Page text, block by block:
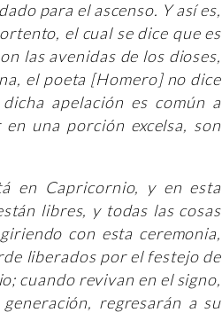
para el ascenso. Y así es,
el cual se dice que es
las avenidas de los dioses,
el poeta [Homero] no dice
apelación es común a
una porción excelsa, son
en Capricornio, y en esta
libres, y todas las cosas
con esta ceremonia,
liberados por el festejo de
cuando revivan en el signo,
regresarán a su